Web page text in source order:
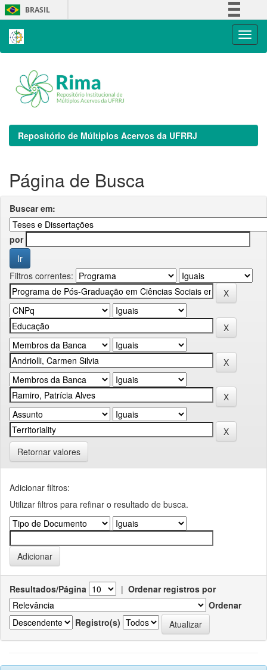
Skip
navigation
BRASIL
Repositório de Múltiplos Acervos da UFRRJ
Página de Busca
Buscar em:
por
Filtros correntes:
Retornar valores
Adicionar filtros:
Utilizar filtros para refinar o resultado de busca.
Resultados/Página | Ordenar registros por
Ordenar
Registro(s)